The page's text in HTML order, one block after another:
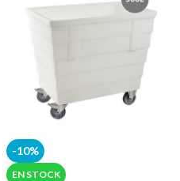
-10%
EN STOCK